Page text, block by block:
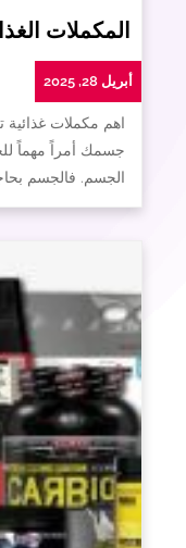
المكملات
أبريل 28, 2025
اهم مكملات غذائية
جسمك أمراً مهماً
الجسم. فالجسم